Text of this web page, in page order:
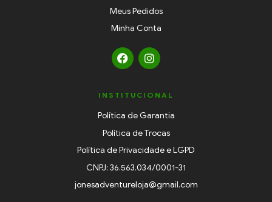
Meus Pedidos
Minha Conta
INSTITUCIONAL
Política de Garantia
Política de Trocas
Política de Privacidade e LGPD
CNPJ: 36.563.034/0001-31
jonesadventureloja@gmail.com